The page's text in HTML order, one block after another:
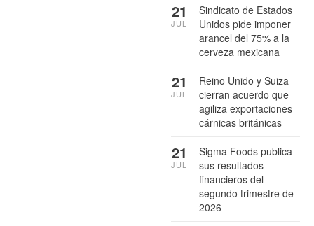
Sindicato de Estados
Unidos pide imponer
arancel del 75% a la
cerveza mexicana
21
JUL
Reino Unido y Suiza
cierran acuerdo que
agiliza exportaciones
cárnicas británicas
21
JUL
Sigma Foods publica
sus resultados
financieros del
segundo trimestre de
2026
21
JUL